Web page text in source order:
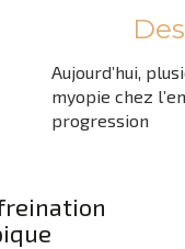
Aujourd’hui,
myopie chez
progression